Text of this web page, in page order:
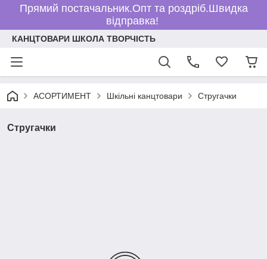
Прямий постачальник.Опт та роздріб.Швидка
відправка!
КАНЦТОВАРИ ШКОЛА ТВОРЧІСТЬ
АСОРТИМЕНТ Шкільні канцтовари Стругачки
Стругачки